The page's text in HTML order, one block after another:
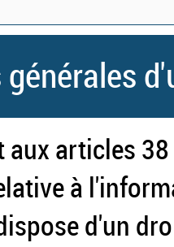
générales
aux articles
à
d'un